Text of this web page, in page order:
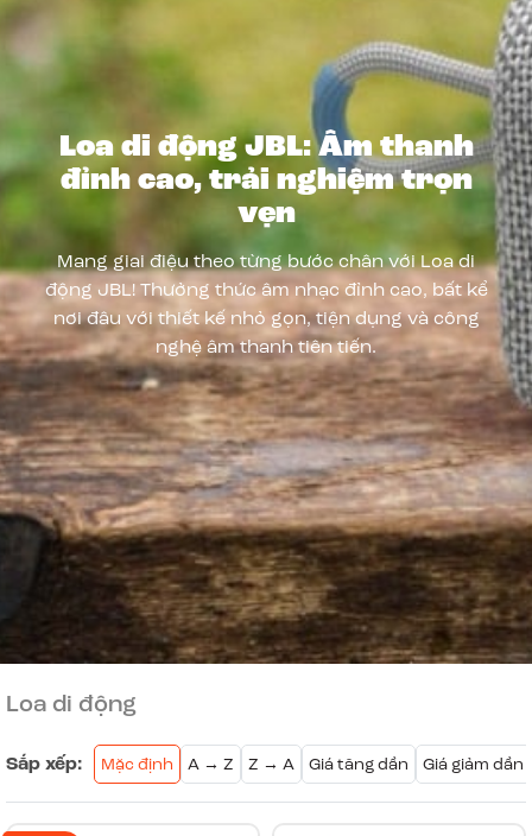
Loa di động JBL: Âm thanh
đỉnh cao, trải nghiệm trọn
vẹn
Mang giai điệu theo từng bước chân với Loa di
động JBL! Thưởng thức âm nhạc đỉnh cao, bất kể
nơi đâu với thiết kế nhỏ gọn, tiện dụng và công
nghệ âm thanh tiên tiến.
Loa di động
Sắp xếp: Mặc định A → Z Z → A Giá tăng dần Giá giảm dần